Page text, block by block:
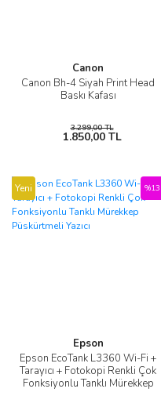
Canon
Canon Bh-4 Siyah Print Head
Baskı Kafası
3.299,00 TL
1.850,00 TL
Yeni
Epson
Epson EcoTank L3360 Wi-Fi +
Tarayıcı + Fotokopi Renkli Çok
Fonksiyonlu Tanklı Mürekkep
%13